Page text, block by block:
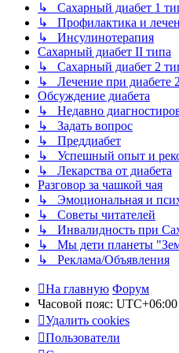
↳ Сахарный диабет 1
↳ Профилактика и
↳ Инсулинотерапия
Сахарный диабет II типа
↳ Сахарный диабет 2
↳ Лечение при диабете
Обсуждение диабета
↳ Недавно
↳ Задать вопрос
↳ Преддиабет
↳ Успешный опыт и
↳ Лекарства от диабета
Разговор за чашкой чая
↳ Эмоциональная и
↳ Советы читателей
↳ Инвалидность при
↳ Мы дети планеты
↳ Реклама/Объявления
На главную Форум
Часовой пояс: UTC+06:00
Удалить cookies
Пользователи